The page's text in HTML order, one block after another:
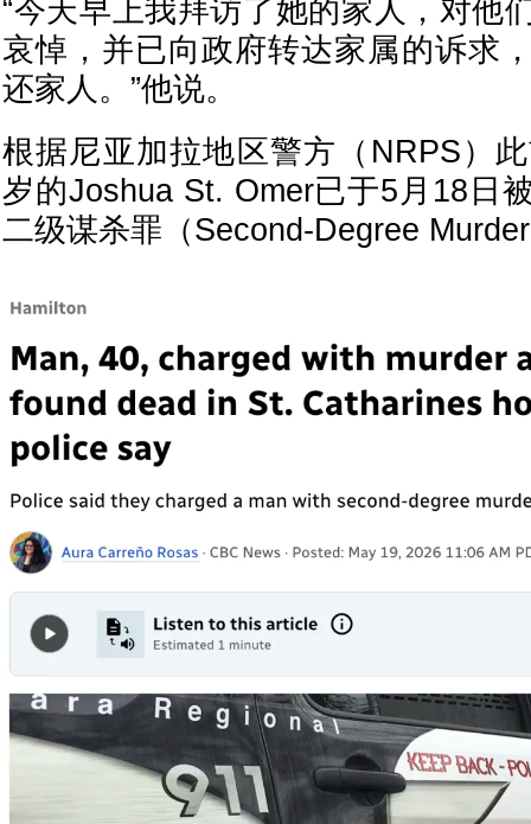
“今天早上我拜访了她的家人，对他
哀悼，并已向政府转达家属的诉求
还家人。”他说。
根据尼亚加拉地区警方（NRPS）
岁的Joshua St. Omer已于5月18日
二级谋杀罪（Second-Degree